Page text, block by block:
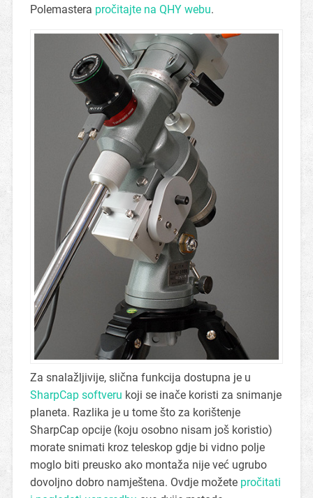
Polemastera pročitajte na QHY webu.
Za snalažljivije, slična funkcija dostupna je u
SharpCap softveru koji se inače koristi za snimanje
planeta. Razlika je u tome što za korištenje
SharpCap opcije (koju osobno nisam još koristio)
morate snimati kroz teleskop gdje bi vidno polje
moglo biti preusko ako montaža nije već ugrubo
dovoljno dobro namještena. Ovdje možete pročitati